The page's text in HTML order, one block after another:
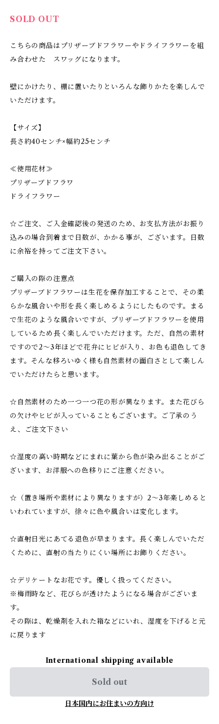
SOLD OUT
こちらの商品はプリザーブドフラワーやドライフラワーを組
み合わせた スワッグになります。
壁にかけたり、棚に置いたりといろんな飾りかたを楽しんで
いただけます。
【サイズ】
長さ約40センチ×幅約25センチ
≪使用花材≫
プリザーブドフラワ
ドライフラワー
☆ご注文、ご入金確認後の発送のため、お支払方法がお振り
込みの場合到着まで日数が、かかる事が、ございます。日数
に余裕を持ってご注文下さい。
ご購入の際の注意点
プリザーブドフラワーは生花を保存加工することで、その柔
らかな風合いや形を長く楽しめるようにしたものです。まる
で生花のような風合いですが、プリザーブドフラワーを使用
しているため長く楽しんでいただけます。ただ、自然の素材
ですので2～3年ほどで花弁にヒビが入り、お色も退色してき
ます。そんな移ろいゆく様も自然素材の面白さとして楽しん
でいただけたらと思います。
☆自然素材のため一つ一つ花の形が異なります。また花びら
の欠けやヒビが入っていることもございます。ご了承のう
え、ご注文下さい
☆湿度の高い時期などにまれに葉から色が染み出ることがご
ざいます、お洋服への色移りにご注意ください。
☆（置き場所や素材により異なりますが）2～3年楽しめると
いわれていますが、徐々に色や風合いは変化します。
☆直射日光にあてる退色が早まります。長く楽しんでいただ
くために、直射の当たりにくい場所にお飾りください。
☆デリケートなお花です。優しく扱ってください。
※梅雨時など、花びらが透けたようになる場合がございま
す。
その際は、乾燥剤を入れた箱などにいれ、湿度を下げると元
に戻ります
International shipping available
Sold out
日本国内にお住まいの方向け